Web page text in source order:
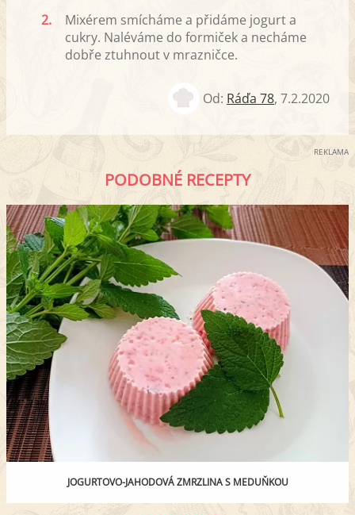
2.
Mixérem smícháme a přidáme jogurt a
cukry. Naléváme do formiček a necháme
dobře ztuhnout v mrazničce.
Od: Ráďa 78, 7.2.2020
REKLAMA
PODOBNÉ RECEPTY
JOGURTOVO-JAHODOVÁ ZMRZLINA S MEDUŇKOU